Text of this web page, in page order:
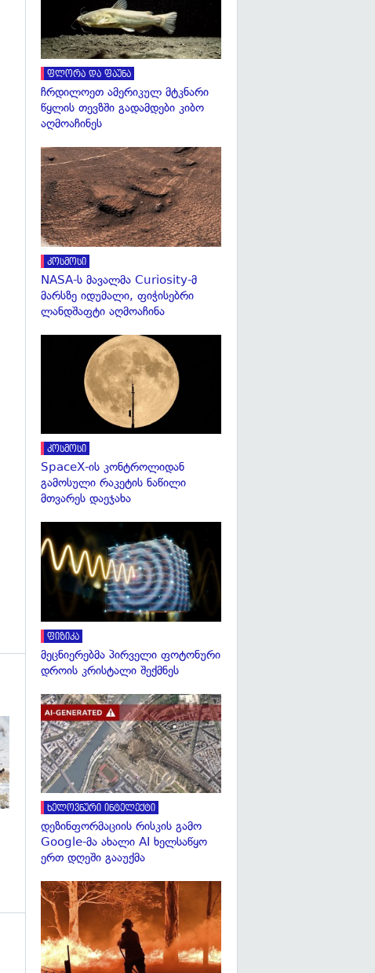
გადახედვა
გადახედვა
ფლორა და ფაუნა
ჩრდილოეთ ამერიკულ მტკნარი
წყლის თევზში გადამდები კიბო
აღმოაჩინეს
კოსმოსი
NASA-ს მავალმა Curiosity-მ
მარსზე იდუმალი, ფიჭისებრი
ლანდშაფტი აღმოაჩინა
კოსმოსი
SpaceX-ის კონტროლიდან
გამოსული რაკეტის ნაწილი
მთვარეს დაეჯახა
ფიზიკა
მეცნიერებმა პირველი ფოტონური
დროის კრისტალი შექმნეს
ხელოვნური ინტელექტი
დეზინფორმაციის რისკის გამო
Google-მა ახალი AI ხელსაწყო
ერთ დღეში გააუქმა